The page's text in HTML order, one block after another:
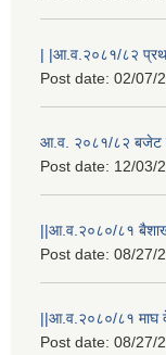
| |आ.व.२०८१/८२
Post date: 02/07/
आ.व. २०८१/८२ बजेट
Post date: 12/03/
||आ.व.२०८०/८१ बैशाख
Post date: 08/27/
||आ.व.२०८०/८१ माघ
Post date: 08/27/